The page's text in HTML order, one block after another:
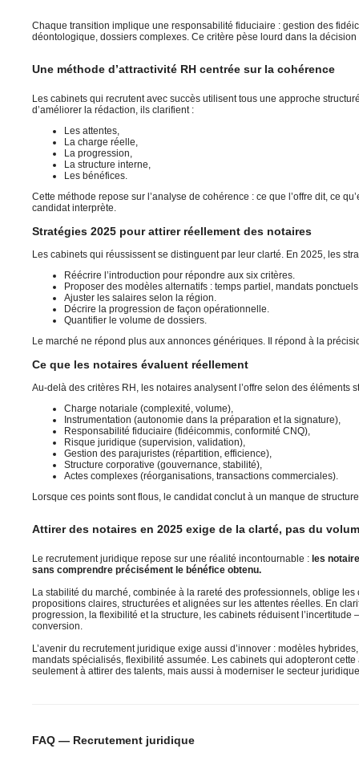
Chaque transition implique une responsabilité fiduciaire : gestion des
déontologique, dossiers complexes. Ce critère pèse lourd dans la décision
Une méthode d’attractivité RH centrée sur la cohérence
Les cabinets qui recrutent avec succès utilisent tous une approche
d’améliorer la rédaction, ils clarifient :
Les attentes,
La charge réelle,
La progression,
La structure interne,
Les bénéfices.
Cette méthode repose sur l’analyse de cohérence : ce que l’offre dit, ce
candidat interprète.
Stratégies 2025 pour attirer réellement des notaires
Les cabinets qui réussissent se distinguent par leur clarté. En 2025, les
Réécrire l’introduction pour répondre aux six critères.
Proposer des modèles alternatifs : temps partiel, mandats
Ajuster les salaires selon la région.
Décrire la progression de façon opérationnelle.
Quantifier le volume de dossiers.
Le marché ne répond plus aux annonces génériques. Il répond à la
Ce que les notaires évaluent réellement
Au-delà des critères RH, les notaires analysent l’offre selon des éléments
Charge notariale (complexité, volume),
Instrumentation (autonomie dans la préparation et la signature),
Responsabilité fiduciaire (fidéicommis, conformité CNQ),
Risque juridique (supervision, validation),
Gestion des parajuristes (répartition, efficience),
Structure corporative (gouvernance, stabilité),
Actes complexes (réorganisations, transactions commerciales).
Lorsque ces points sont flous, le candidat conclut à un manque de
Attirer des notaires en 2025 exige de la clarté, pas du
Le recrutement juridique repose sur une réalité incontournable : les
sans comprendre précisément le bénéfice obtenu.
La stabilité du marché, combinée à la rareté des professionnels, oblige les
propositions claires, structurées et alignées sur les attentes réelles. En
progression, la flexibilité et la structure, les cabinets réduisent l’incertitude
conversion.
L’avenir du recrutement juridique exige aussi d’innover : modèles
mandats spécialisés, flexibilité assumée. Les cabinets qui adopteront
seulement à attirer des talents, mais aussi à moderniser le secteur
FAQ — Recrutement juridique